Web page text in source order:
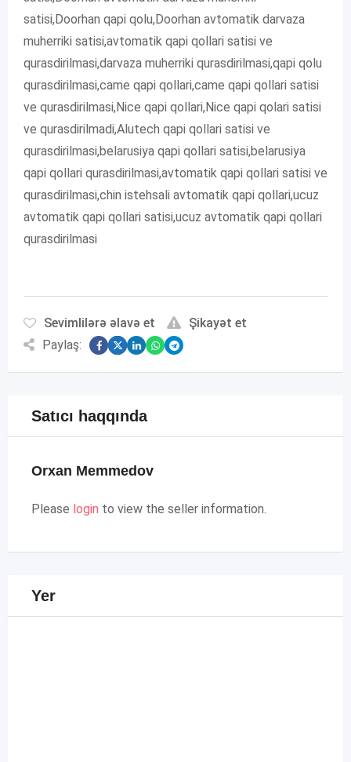
satisi,Doorhan qapi qolu,Doorhan avtomatik darvaza
muherriki satisi,avtomatik qapi qollari satisi ve
qurasdirilmasi,darvaza muherriki qurasdirilmasi,qapi qolu
qurasdirilmasi,came qapi qollari,came qapi qollari satisi
ve qurasdirilmasi,Nice qapi qollari,Nice qapi qolari satisi
ve qurasdirilmadi,Alutech qapi qollari satisi ve
qurasdirilmasi,belarusiya qapi qollari satisi,belarusiya
qapi qollari qurasdirilmasi,avtomatik qapi qollari satisi ve
qurasdirilmasi,chin istehsali avtomatik qapi qollari,ucuz
avtomatik qapi qollari satisi,ucuz avtomatik qapi qollari
qurasdirilmasi
Sevimlilərə əlavə et
Şikayət et
Paylaş:
Satıcı haqqında
Orxan Memmedov
Please login to view the seller information.
Yer